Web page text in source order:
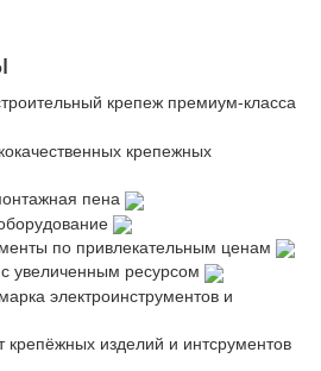
крепеж премиум-класса
крепежных
пена
по привлекательным ценам
увеличенным ресурсом
электроинструментов и
изделий и интсрументов